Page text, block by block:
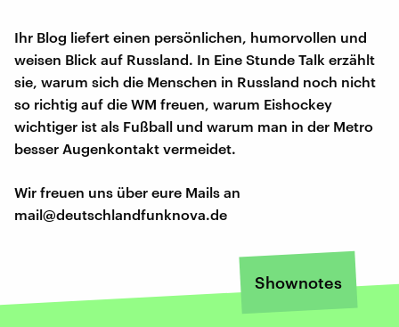
Ihr Blog liefert einen persönlichen, humorvollen und
weisen Blick auf Russland. In Eine Stunde Talk erzählt
sie, warum sich die Menschen in Russland noch nicht
so richtig auf die WM freuen, warum Eishockey
wichtiger ist als Fußball und warum man in der Metro
besser Augenkontakt vermeidet.
Wir freuen uns über eure Mails an
mail@deutschlandfunknova.de
Shownotes